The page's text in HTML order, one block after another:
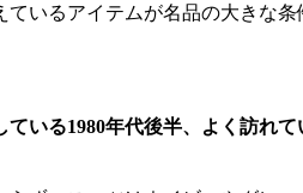
いるアイテムが名品の大きな
いる1980年代後半、よく訪れ